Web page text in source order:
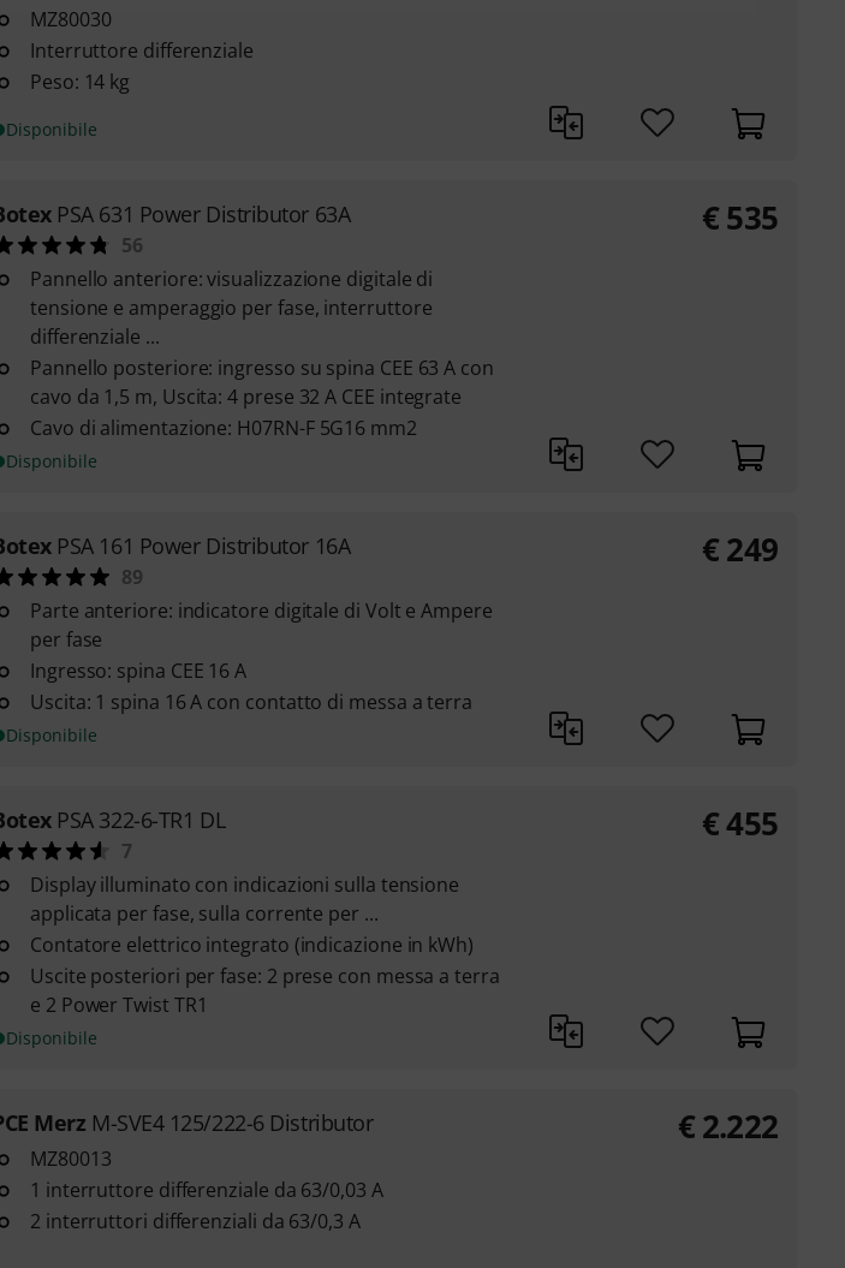
MZ80030
Interruttore differenziale
Peso: 14 kg
Disponibile
PSA 631 Power Distributor 63A
56
Pannello anteriore: visualizzazione digitale di
tensione e amperaggio per fase, interruttore
differenziale ...
Pannello posteriore: ingresso su spina CEE 63 A con
cavo da 1,5 m, Uscita: 4 prese 32 A CEE integrate
Cavo di alimentazione: H07RN-F 5G16 mm2
Disponibile
€535
PSA 161 Power Distributor 16A
89
Parte anteriore: indicatore digitale di Volt e Ampere
per fase
Ingresso: spina CEE 16 A
Uscita: 1 spina 16 A con contatto di messa a terra
Disponibile
€249
PSA 322-6-TR1 DL
7
Display illuminato con indicazioni sulla tensione
applicata per fase, sulla corrente per ...
Contatore elettrico integrato (indicazione in kWh)
Uscite posteriori per fase: 2 prese con messa a terra
e 2 Power Twist TR1
Disponibile
€455
Merz M-SVE4 125/222-6 Distributor
MZ80013
1 interruttore differenziale da 63/0,03 A
2 interruttori differenziali da 63/0,3 A
€ 2.222